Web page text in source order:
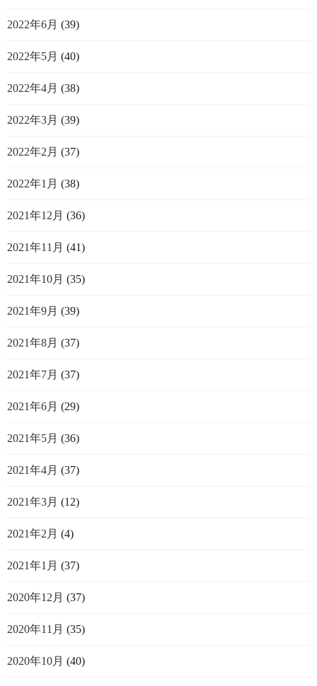
2022年6月 (39)
2022年5月 (40)
2022年4月 (38)
2022年3月 (39)
2022年2月 (37)
2022年1月 (38)
2021年12月 (36)
2021年11月 (41)
2021年10月 (35)
2021年9月 (39)
2021年8月 (37)
2021年7月 (37)
2021年6月 (29)
2021年5月 (36)
2021年4月 (37)
2021年3月 (12)
2021年2月 (4)
2021年1月 (37)
2020年12月 (37)
2020年11月 (35)
2020年10月 (40)